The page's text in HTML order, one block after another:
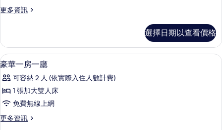
床
的
所
有
相
片
更多資訊
更
大
床
房
詳
情
選擇日期以查看價格
顯
示
豪
華
房
23
豪華一房一廳
可容納 2 人 (依實際入住人數計費)
1 張加大雙人床
免費無線上網
更多資訊
更